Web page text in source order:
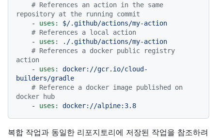
# References an action in the same
repository at the running commit
-
uses:
$/.github/actions/my-action
# References a local action
-
uses:
./.github/actions/my-action
# References a docker public registry
action
-
uses:
docker://gcr.io/cloud-
builders/gradle
# Reference a docker image published on
docker hub
-
uses: docker://alpine:3.8
복합 작업과 동일한 리포지토리에 저장된 작업을 참조하려